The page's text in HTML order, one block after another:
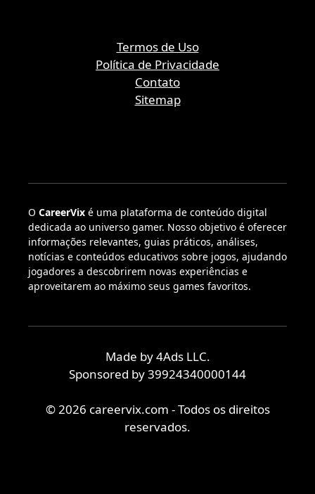
Termos de Uso
Política de Privacidade
Contato
Sitemap
O CareerVix é uma plataforma de conteúdo digital
dedicada ao universo gamer. Nosso objetivo é oferecer
informações relevantes, guias práticos, análises,
notícias e conteúdos educativos sobre jogos, ajudando
jogadores a descobrirem novas experiências e
aproveitarem ao máximo seus games favoritos.
Made by 4Ads LLC.
Sponsored by 39924340000144
© 2026 careervix.com - Todos os direitos
reservados.